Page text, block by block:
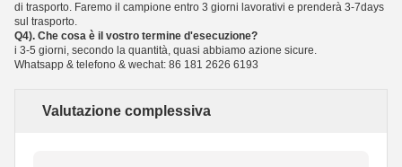
di trasporto. Faremo il campione entro 3 giorni lavorativi e prenderà 3-7days
sul trasporto.
Q4). Che cosa è il vostro termine d'esecuzione?
i 3-5 giorni, secondo la quantità, quasi abbiamo azione sicure.
Whatsapp & telefono & wechat: 86 181 2626 6193
Valutazione complessiva